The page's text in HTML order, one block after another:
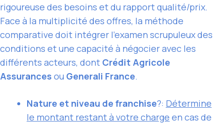
rigoureuse des besoins et du rapport qualité/prix.
Face à la multiplicité des offres, la méthode
comparative doit intégrer l’examen scrupuleux des
conditions et une capacité à négocier avec les
différents acteurs, dont Crédit Agricole
Assurances ou Generali France.
Nature et niveau de franchise?: Détermine
le montant restant à votre charge en cas de